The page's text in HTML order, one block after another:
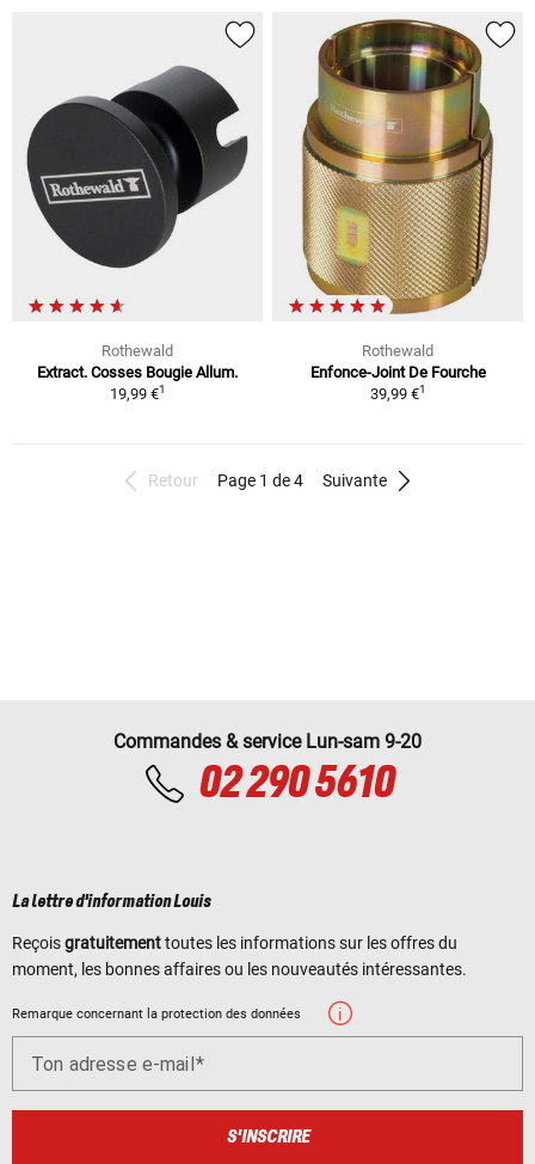
Rothewald
Extract. Cosses Bougie Allum.
19,99 €1
Rothewald
Enfonce-Joint De Fourche
39,99 €1
Retour Page 1 de 4 Suivante
Commandes & service Lun-sam 9-20
02 290 5610
La lettre d'information Louis
Reçoisgratuitementtoutes les informations sur les offres du
moment, les bonnes affaires ou les nouveautés intéressantes.
Remarque concernant la protection des données
Ton adresse e-mail
S'INSCRIRE